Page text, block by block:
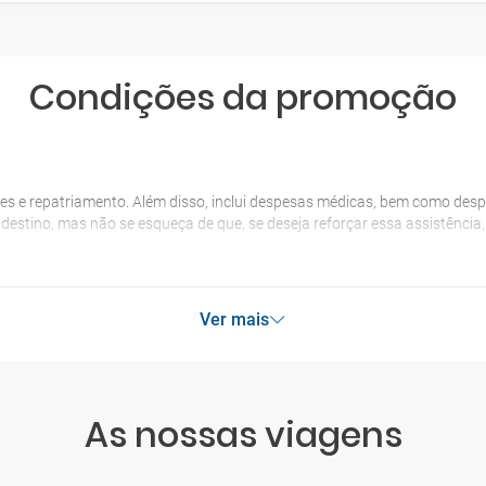
Condições da promoção
e repatriamento. Além disso, inclui despesas médicas, bem como
mas não se esqueça de que, se deseja reforçar essa
Ver mais
As nossas viagens